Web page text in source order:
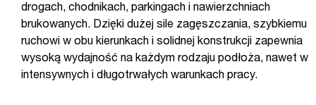
drogach, chodnikach, parkingach i nawierzchniach
brukowanych. Dzięki dużej sile zagęszczania, szybkiemu
ruchowi w obu kierunkach i solidnej konstrukcji zapewnia
wysoką wydajność na każdym rodzaju podłoża, nawet w
intensywnych i długotrwałych warunkach pracy.